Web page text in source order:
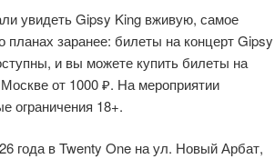
увидеть Gipsy King вживую, самое
планах заранее: билеты на концерт Gipsy
и вы можете купить билеты на
от 1000 ₽. На мероприятии
ограничения 18+.
года в Twenty One на ул. Новый Арбат,